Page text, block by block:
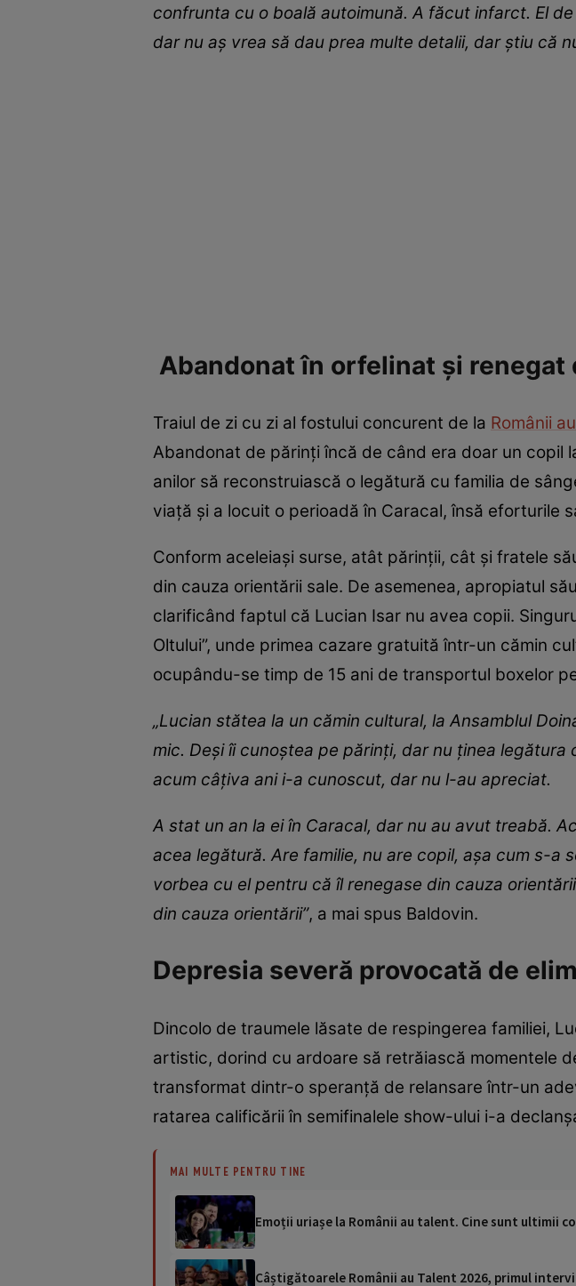
confrunta cu o boală autoimună. A făcut infarct. El
dar nu aș vrea să dau prea multe detalii, dar știu că
Abandonat în orfelinat și
Traiul de zi cu zi al fostului concurent de la Românii
Abandonat de părinți încă de când era doar un copil
anilor să reconstruiască o legătură cu familia de
viață și a locuit o perioadă în Caracal, însă eforturile
Conform aceleiași surse, atât părinții, cât și fratele
din cauza orientării sale. De asemenea, apropiatul
clarificând faptul că Lucian Isar nu avea copii.
Oltului”, unde primea cazare gratuită într-un cămin
ocupându-se timp de 15 ani de transportul boxelor
„Lucian stătea la un cămin cultural, la Ansamblul
mic. Deși îi cunoștea pe părinți, dar nu ținea
acum câțiva ani i-a cunoscut, dar nu l-au apreciat.
A stat un an la ei în Caracal, dar nu au avut treabă.
acea legătură. Are familie, nu are copil, așa cum s-a
vorbea cu el pentru că îl renegase din cauza
din cauza orientării”, a mai spus Baldovin.
Depresia severă provocată de
Dincolo de traumele lăsate de respingerea familiei,
artistic, dorind cu ardoare să retrăiască momentele
transformat dintr-o speranță de relansare într-un
ratarea calificării în semifinalele show-ului i-a
MAI MULTE PENTRU TINE
Emoții uriașe la Românii au talent. Cine sunt ultimii
Câștigătoarele Românii au Talent 2026, primul